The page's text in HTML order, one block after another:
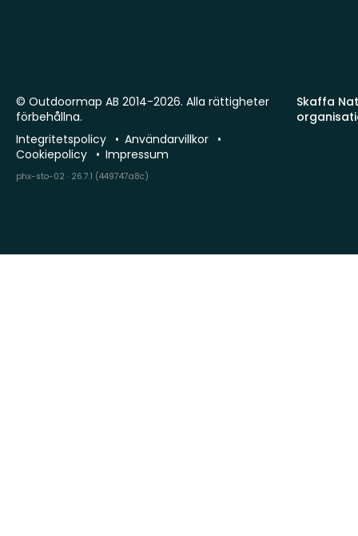
Skaffa
© Outdoormap AB 2014-2026. Alla rättigheter
förbehållna.
Integritetspolicy
Användarvillkor
Cookiepolicy
Impressum
phx-sto-02 · 26.7.1 (449747a8c)